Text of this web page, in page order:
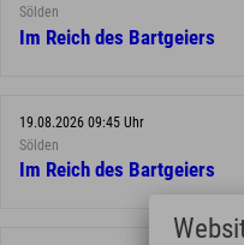
Sölden
Im Reich des Bartgeiers
19.08.2026 09:45 Uhr
Sölden
Im Reich des Bartgeiers